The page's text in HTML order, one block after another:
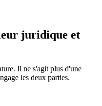
juridique et
Il ne s'agit plus d'une
les deux parties.